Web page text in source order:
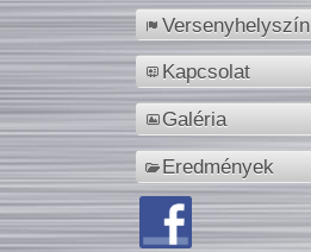
Versenyhelyszín
Kapcsolat
Galéria
Eredmények